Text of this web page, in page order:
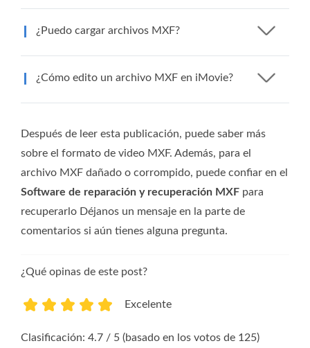
¿Puedo cargar archivos MXF?
¿Cómo edito un archivo MXF en iMovie?
Después de leer esta publicación, puede saber más
sobre el formato de video MXF. Además, para el
archivo MXF dañado o corrompido, puede confiar en el
Software de reparación y recuperación MXF para
recuperarlo Déjanos un mensaje en la parte de
comentarios si aún tienes alguna pregunta.
¿Qué opinas de este post?
Excelente
Clasificación: 4.7 / 5 (basado en los votos de 125)